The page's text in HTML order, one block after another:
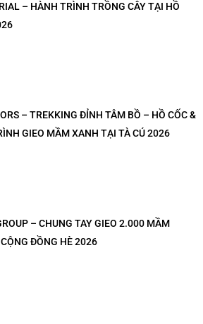
– HÀNH TRÌNH TRỒNG CÂY TẠI HỒ
– TREKKING ĐỈNH TÂM BỒ – HỒ CỐC &
GIEO MẦM XANH TẠI TÀ CÚ 2026
– CHUNG TAY GIEO 2.000 MẦM
ĐỒNG HÈ 2026